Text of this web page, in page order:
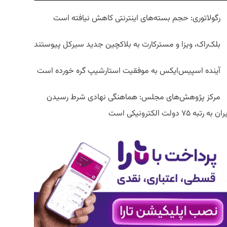
رگولاتوری: حجم بسته‌های اینترنتی کاهش نیافته است
بلک‌راک، ویزا و مسترکارت به بلاکچین جدید سیرکل پیوستند
آینده اسپیس‌ایکس به موفقیت استارشیپ گره خورده است
مرکز پژوهش‌های مجلس: هماهنگی نهادی شرط رسیدن
به رتبه ۷۵ دولت الکترونیکی است